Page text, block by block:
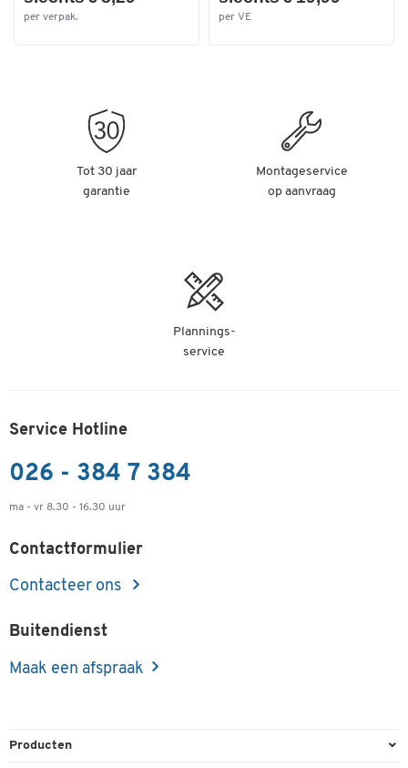
per verpak. per VE
Tot 30 jaar
garantie
Montageservice
op aanvraag
Plannings-
service
Service Hotline
026 - 384 7 384
ma - vr 8.30 - 16.30 uur
Contactformulier
Contacteer ons
Buitendienst
Maak een afspraak
Producten